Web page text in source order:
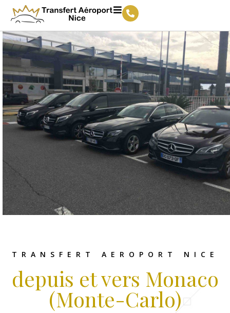
TRANSFERT AEROPORT NICE
depuis et vers Monaco
(Monte-Carlo)